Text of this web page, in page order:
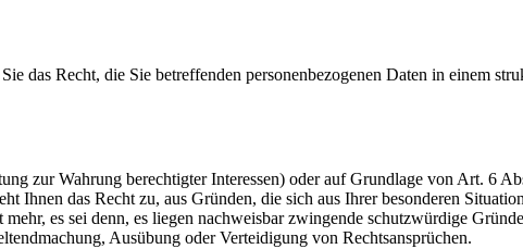
Recht, die Sie betreffenden personenbezogenen Daten in einem
zur Wahrung berechtigter Interessen) oder auf Grundlage von Art. 6
Ihnen das Recht zu, aus Gründen, die sich aus Ihrer besonderen
es sei denn, es liegen nachweisbar zwingende schutzwürdige
Ausübung oder Verteidigung von Rechtsansprüchen.